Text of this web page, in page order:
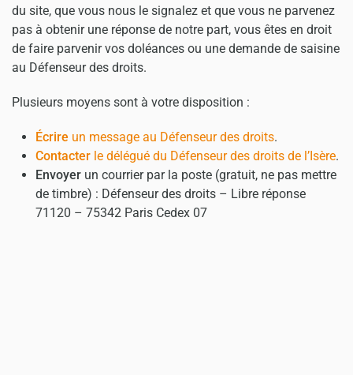
du site, que vous nous le signalez et que vous ne parvenez
pas à obtenir une réponse de notre part, vous êtes en droit
de faire parvenir vos doléances ou une demande de saisine
au Défenseur des droits.
Plusieurs moyens sont à votre disposition :
Écrire un message au Défenseur des droits.
Contacter le délégué du Défenseur des droits de l’Isère.
Envoyer un courrier par la poste (gratuit, ne pas mettre
de timbre) : Défenseur des droits – Libre réponse
71120 – 75342 Paris Cedex 07